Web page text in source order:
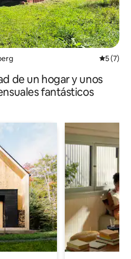
5 (7)
de un hogar y unos
fantásticos